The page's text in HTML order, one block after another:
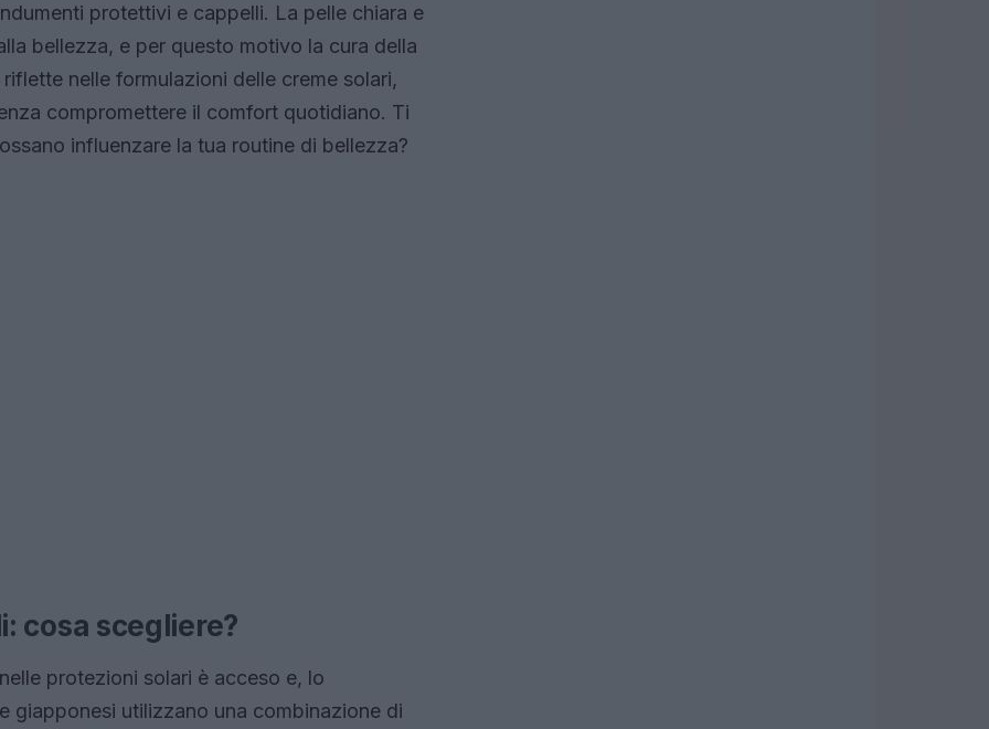
protettivi e cappelli. La pelle chiara e
bellezza, e per questo motivo la cura della
nelle formulazioni delle creme solari,
compromettere il comfort quotidiano. Ti
influenzare la tua routine di bellezza?
cosa scegliere?
protezioni solari è acceso e, lo
giapponesi utilizzano una combinazione di